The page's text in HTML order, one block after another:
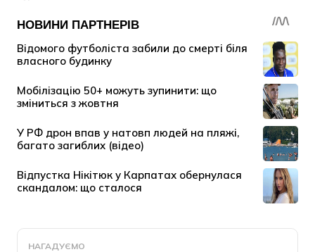
НАГАДУЄМО